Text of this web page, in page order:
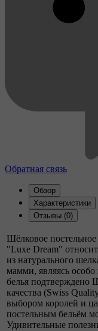
Обратная связь
Обзор
Характеристики
Отзывы (0)
Шёлковое
"Luxe Dream"
из натурального
мамми, являясь
белья подтверждено
качества (Swiss
выбором королей и
постельным бельём
Удивительные